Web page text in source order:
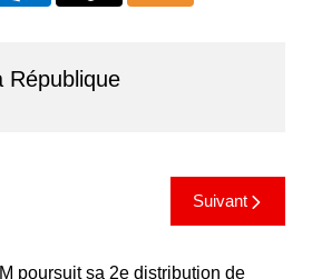
République
Suivant